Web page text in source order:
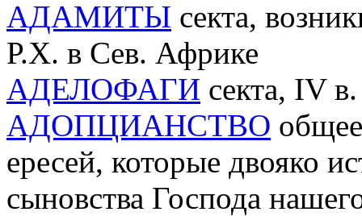
АДАМИТЫ секта,
Р.Х. в Сев. Африке
АДЕЛОФАГИ секта, IV в.
АДОПЦИАНСТВО
ересей, которые двояко
сыновства Господа